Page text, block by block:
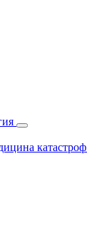
катастроф